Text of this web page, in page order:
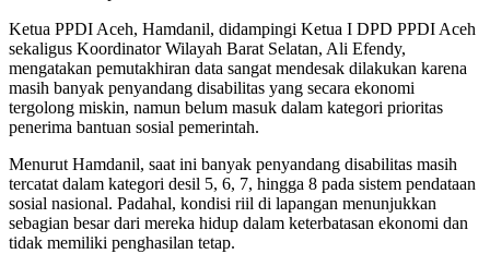
Ketua PPDI Aceh, Hamdanil, didampingi Ketua I DPD PPDI Aceh
sekaligus Koordinator Wilayah Barat Selatan, Ali Efendy,
mengatakan pemutakhiran data sangat mendesak dilakukan karena
masih banyak penyandang disabilitas yang secara ekonomi
tergolong miskin, namun belum masuk dalam kategori prioritas
penerima bantuan sosial pemerintah.
Menurut Hamdanil, saat ini banyak penyandang disabilitas masih
tercatat dalam kategori desil 5, 6, 7, hingga 8 pada sistem pendataan
sosial nasional. Padahal, kondisi riil di lapangan menunjukkan
sebagian besar dari mereka hidup dalam keterbatasan ekonomi dan
tidak memiliki penghasilan tetap.